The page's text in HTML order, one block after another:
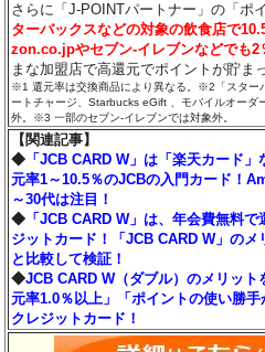
さらに「J-POINTパートナー」の「ポ
ターバックスなどの対象の飲食店で
zon.co.jpやセブン‐イレブンなどでも2
まな加盟店で高還元でポイントが貯ま
※1 還元率は交換商品により異なる。※2「スター
ートチャージ、Starbucks eGift 、モバイルオーダ
外。※3 一部のセブン‐イレブンでは対象外。
【関連記事】
◆ 「JCB CARD W」は「楽天カード
元率1～10.5％のJCBの入門カード！
～30代は注目！
◆ 「JCB CARD W」は、年会費無料
ジットカード！「JCB CARD W」の
と比較して検証！
◆JCB CARD W（ダブル）のメリッ
元率1.0％以上」「ポイントの使い勝
クレジットカード！